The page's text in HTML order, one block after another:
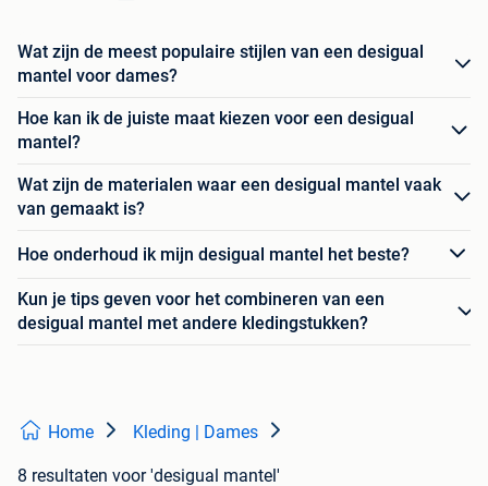
Wat zijn de meest populaire stijlen van een desigual
mantel voor dames?
Hoe kan ik de juiste maat kiezen voor een desigual
mantel?
Wat zijn de materialen waar een desigual mantel vaak
van gemaakt is?
Hoe onderhoud ik mijn desigual mantel het beste?
Kun je tips geven voor het combineren van een
desigual mantel met andere kledingstukken?
Home Kleding | Dames
8 resultaten voor 'desigual mantel'